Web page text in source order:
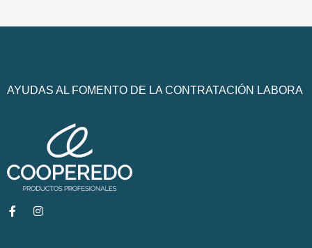
AYUDAS AL FOMENTO DE LA CONTRATACIÓN LABORA